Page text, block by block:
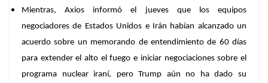
Mientras, Axios informó el jueves que los equipos
negociadores de Estados Unidos e Irán habían alcanzado un
acuerdo sobre un memorando de entendimiento de 60 días
para extender el alto el fuego e iniciar negociaciones sobre el
programa nuclear iraní, pero Trump aún no ha dado su